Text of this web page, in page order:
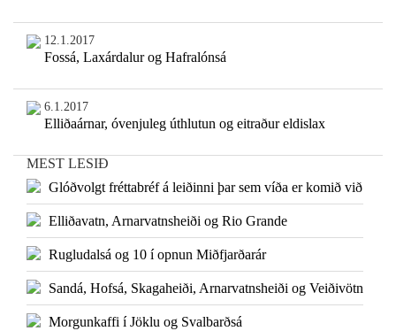
12.1.2017
Fossá, Laxárdalur og Hafralónsá
6.1.2017
Elliðaárnar, óvenjuleg úthlutun og eitraður eldislax
MEST LESIÐ
Glóðvolgt fréttabréf á leiðinni þar sem víða er komið við
Elliðavatn, Arnarvatnsheiði og Rio Grande
Rugludalsá og 10 í opnun Miðfjarðarár
Sandá, Hofsá, Skagaheiði, Arnarvatnsheiði og Veiðivötn
Morgunkaffi í Jöklu og Svalbarðsá